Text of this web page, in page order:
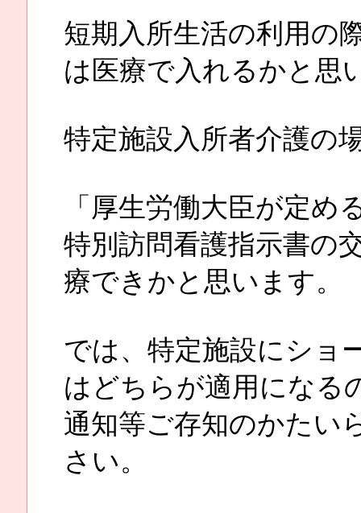
短期入所生活の利用の
は医療で入れるかと思
特定施設入所者介護の
「厚生労働大臣が定め
特別訪問看護指示書の
療できかと思います。
では、特定施設にショ
はどちらが適用になる
通知等ご存知のかたい
さい。